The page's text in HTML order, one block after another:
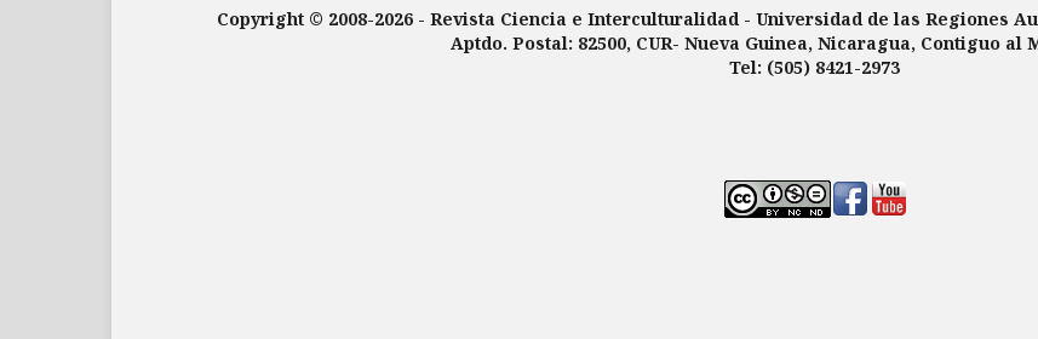
Copyright © 2008-2026 - Revista Ciencia e Interculturalidad - Universidad de las Regiones
Aptdo. Postal: 82500, CUR- Nueva Guinea, Nicaragua, Contiguo al
Tel: (505) 8421-2973